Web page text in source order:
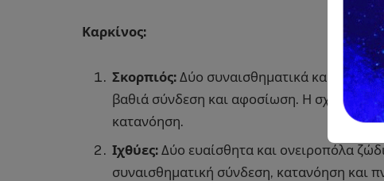
Καρκίνος:
Σκορπιός: Δύο συναισθηματικά και
βαθιά σύνδεση και αφοσίωση. Η σχέση
κατανόηση.
Ιχθύες: Δύο ευαίσθητα και ονειροπόλα
συναισθηματική σύνδεση, κατανόηση και